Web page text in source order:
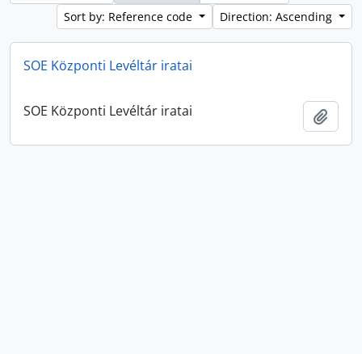
Sort by: Reference code
Direction: Ascending
SOE Központi Levéltár iratai
SOE Központi Levéltár iratai